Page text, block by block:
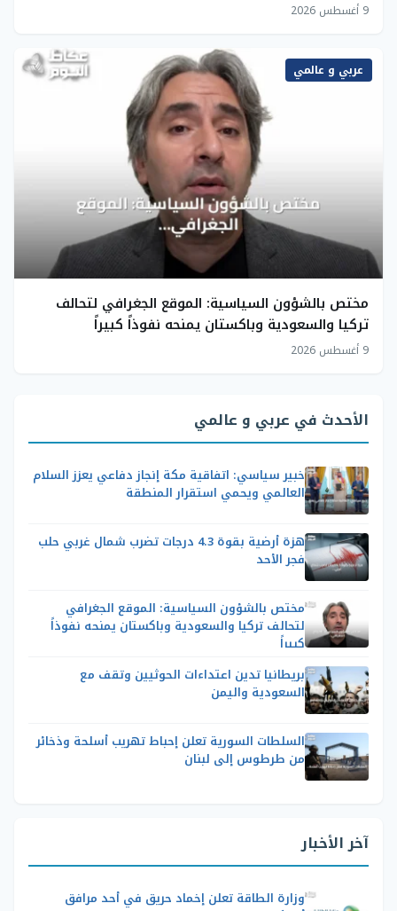
9 أغسطس 2026
عربي و عالمي
مختص بالشؤون السياسية: الموقع الجغرافي لتحالف
تركيا والسعودية وباكستان يمنحه نفوذاً كبيراً
9 أغسطس 2026
الأحدث في عربي و عالمي
خبير سياسي: اتفاقية مكة إنجاز دفاعي يعزز السلام
العالمي ويحمي استقرار المنطقة
هزة أرضية بقوة 4.3 درجات تضرب شمال غربي حلب
فجر الأحد
مختص بالشؤون السياسية: الموقع الجغرافي
لتحالف تركيا والسعودية وباكستان يمنحه نفوذاً
كبيراً
بريطانيا تدين اعتداءات الحوثيين وتقف مع
السعودية واليمن
السلطات السورية تعلن إحباط تهريب أسلحة وذخائر
من طرطوس إلى لبنان
آخر الأخبار
وزارة الطاقة تعلن إخماد حريق في أحد مرافق